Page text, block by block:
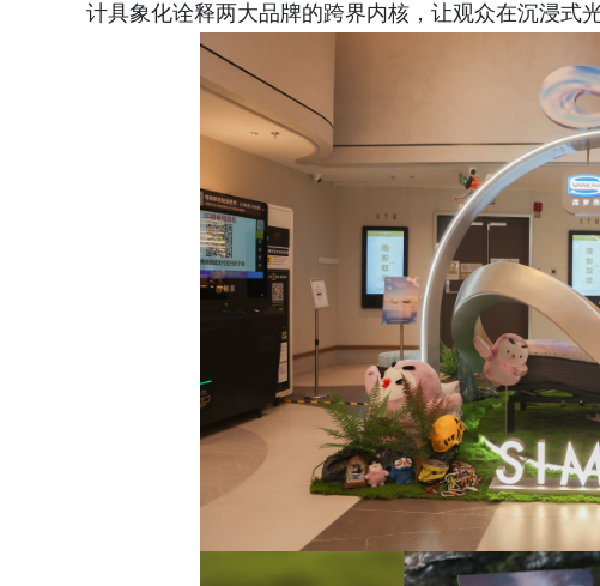
计具象化诠释两大品牌的跨界内核，让观众在沉浸式